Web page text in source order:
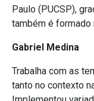
Paulo (PUCSP),
também é formado
Gabriel Medina
Trabalha com as
tanto no contexto